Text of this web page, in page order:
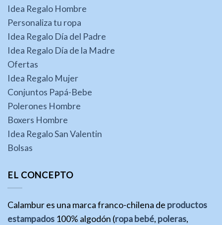
Idea Regalo Hombre
Personaliza tu ropa
Idea Regalo Día del Padre
Idea Regalo Día de la Madre
Ofertas
Idea Regalo Mujer
Conjuntos Papá-Bebe
Polerones Hombre
Boxers Hombre
Idea Regalo San Valentin
Bolsas
EL CONCEPTO
Calambur es una marca franco-chilena de productos
estampados 100% algodón (ropa bebé, poleras,